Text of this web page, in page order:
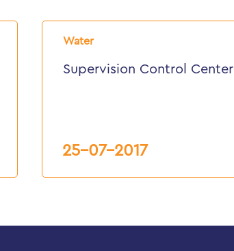
Water
Supervision
Control
Supervision Control Center
25-07-2017